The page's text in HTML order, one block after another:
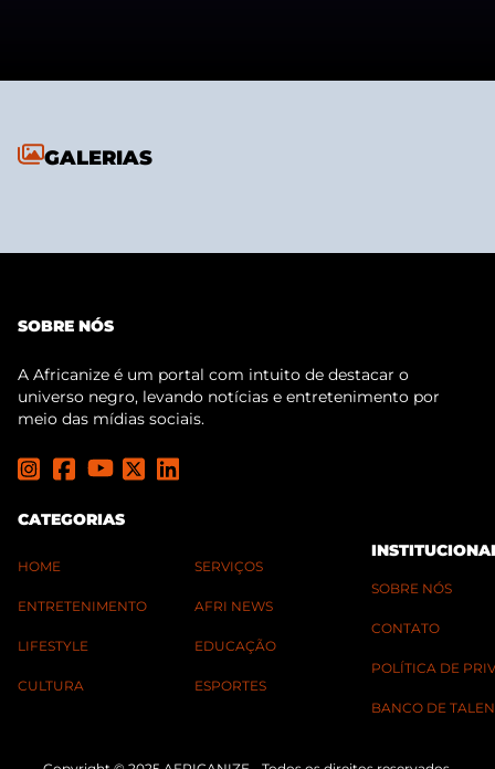
GALERIAS
SOBRE NÓS
A Africanize é um portal com intuito de destacar o
universo negro, levando notícias e entretenimento por
meio das mídias sociais.
CATEGORIAS
HOME
ENTRETENIMENTO
LIFESTYLE
CULTURA
SERVIÇOS
AFRI NEWS
EDUCAÇÃO
ESPORTES
SOBRE NÓS
CONTATO
POLÍTICA DE
BANCO DE